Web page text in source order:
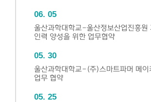
06 05
울산과학대학교-울산정보산업진흥원
인력 양성을 위한 업무협약
05 30
울산과학대학교-(주)스마트파머 메이
업무 협약
05 25